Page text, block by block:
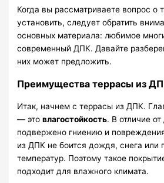
Когда вы рассматриваете вопрос о
установить, следует обратить
основных материала: любимое
современный ДПК. Давайте
них может предложить.
Преимущества террасы из
Итак, начнем с террасы из ДПК.
— этовлагостойкость. В отличие
подвержено гниению и
из ДПК не боится дождя, снега или
температур. Поэтому такое
подходит для влажного климата.